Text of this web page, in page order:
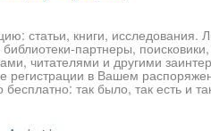
статьи, книги, исследования.
партнеры,
читателями и другими
регистрации в Вашем
так было, так есть и